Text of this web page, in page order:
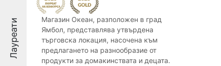
Лауреати
Магазин Океан, разположен в град
Ямбол, представлява утвърдена
търговска локация, насочена към
предлагането на разнообразие от
продукти за домакинствата и децата.